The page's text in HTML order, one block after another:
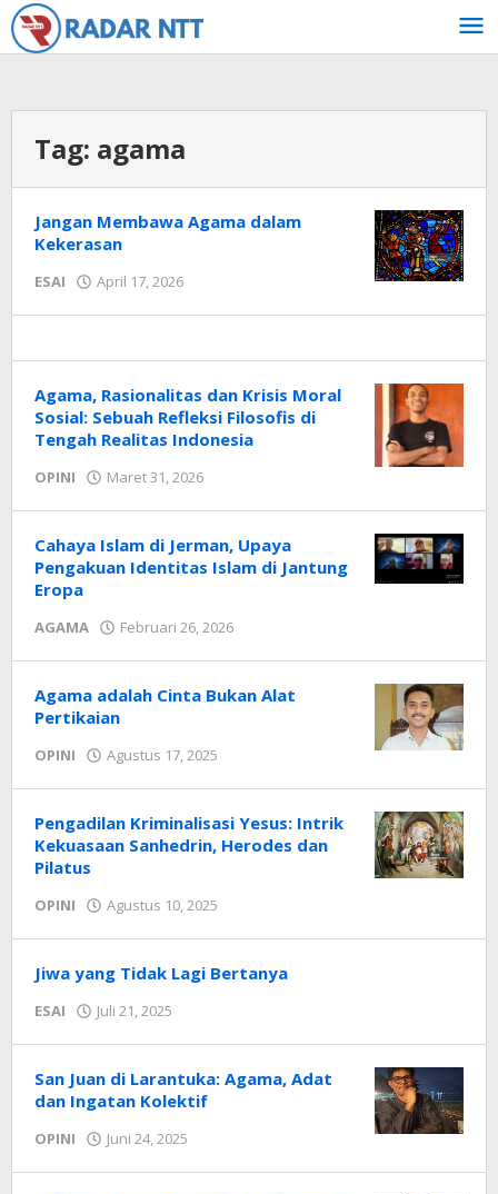
Lewati
ke
konten
Tag: agama
Jangan Membawa Agama dalam
Kekerasan
ESAI April 17, 2026
NTT
Agama, Rasionalitas dan Krisis Moral
Sosial: Sebuah Refleksi Filosofis di
Tengah Realitas Indonesia
OPINI Maret 31, 2026
NTT
Cahaya Islam di Jerman, Upaya
Pengakuan Identitas Islam di Jantung
Eropa
AGAMA Februari 26, 2026
NTT
Agama adalah Cinta Bukan Alat
Pertikaian
OPINI Agustus 17, 2025
NTT
Pengadilan Kriminalisasi Yesus: Intrik
Kekuasaan Sanhedrin, Herodes dan
Pilatus
OPINI Agustus 10, 2025
NTT
Jiwa yang Tidak Lagi Bertanya
ESAI Juli 21, 2025
NTT
San Juan di Larantuka: Agama, Adat
dan Ingatan Kolektif
OPINI Juni 24, 2025
NTT